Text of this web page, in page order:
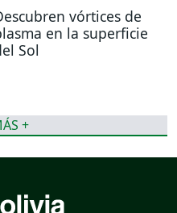
vórtices de
en la superficie
Sol
+